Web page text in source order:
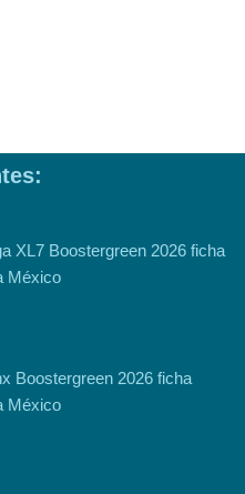
XL7 Boostergreen 2026 ficha
México
Boostergreen 2026 ficha
México